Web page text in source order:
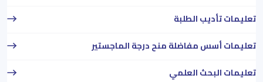
تعليمات تأديب الطلبة
تعليمات أسس مفاضلة منح درجة الماجستير
تعليمات البحث العلمي